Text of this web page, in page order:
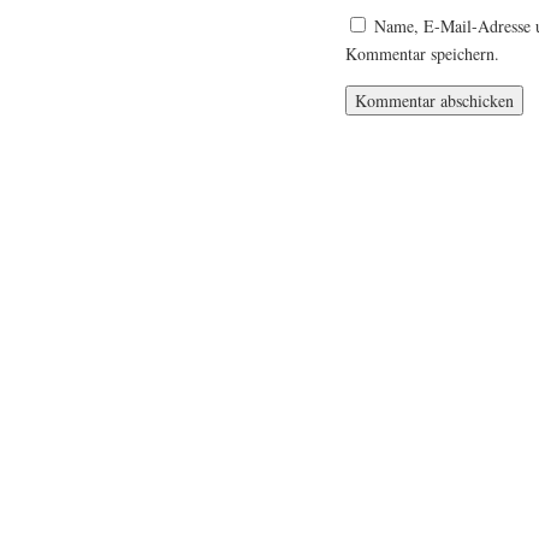
Name, E-Mail-Adresse
Kommentar speichern.